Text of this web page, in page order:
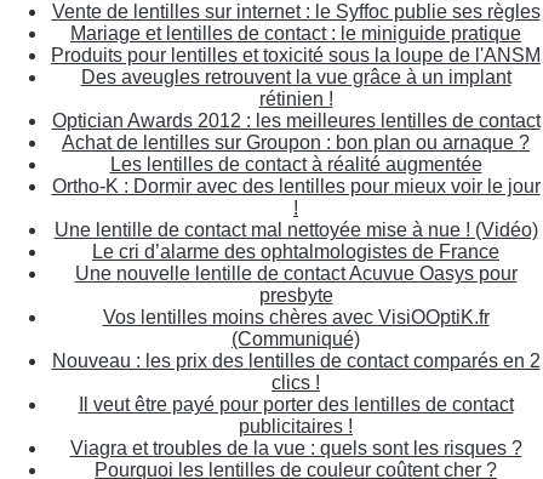
Vente de lentilles sur internet : le Syffoc publie ses règles
Mariage et lentilles de contact : le miniguide pratique
Produits pour lentilles et toxicité sous la loupe de l'ANSM
Des aveugles retrouvent la vue grâce à un implant
rétinien !
Optician Awards 2012 : les meilleures lentilles de contact
Achat de lentilles sur Groupon : bon plan ou arnaque ?
Les lentilles de contact à réalité augmentée
Ortho-K : Dormir avec des lentilles pour mieux voir le jour
!
Une lentille de contact mal nettoyée mise à nue ! (Vidéo)
Le cri d’alarme des ophtalmologistes de France
Une nouvelle lentille de contact Acuvue Oasys pour
presbyte
Vos lentilles moins chères avec VisiOOptiK.fr
(Communiqué)
Nouveau : les prix des lentilles de contact comparés en 2
clics !
Il veut être payé pour porter des lentilles de contact
publicitaires !
Viagra et troubles de la vue : quels sont les risques ?
Pourquoi les lentilles de couleur coûtent cher ?